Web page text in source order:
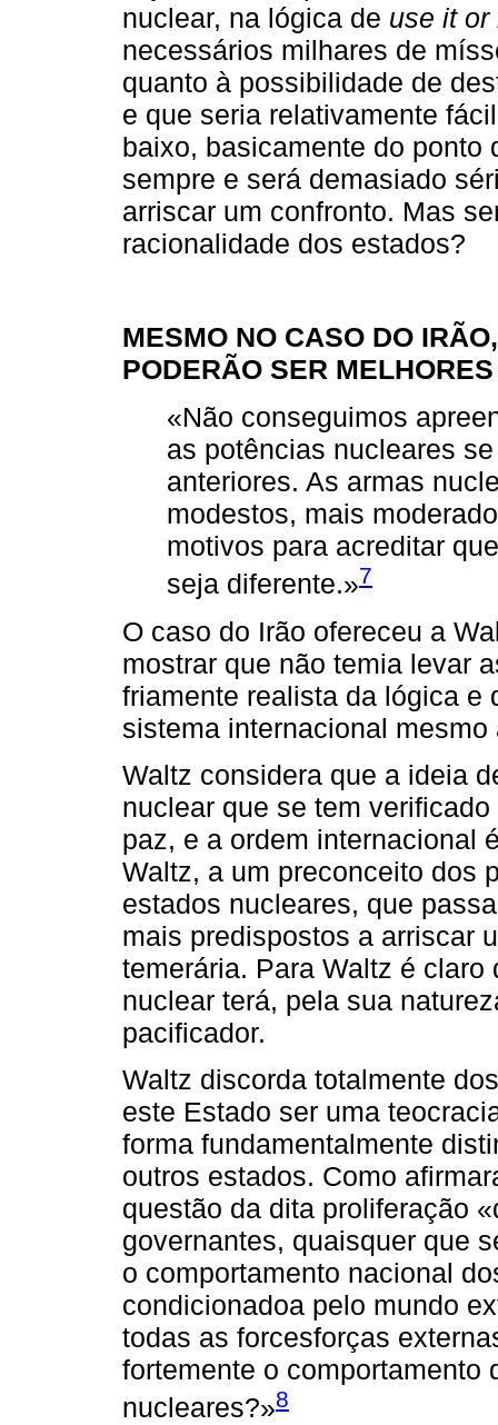
nuclear, na lógica de use it or
necessários milhares de
quanto à possibilidade de
e que seria relativamente
baixo, basicamente do ponto
sempre e será demasiado
arriscar um confronto. Mas
racionalidade dos estados?
MESMO NO CASO DO
PODERÃO SER
«Não conseguimos
as potências nucleares
anteriores. As armas
modestos, mais
motivos para acreditar
seja diferente.»7
O caso do Irão ofereceu a
mostrar que não temia levar
friamente realista da lógica e
sistema internacional
Waltz considera que a ideia
nuclear que se tem
paz, e a ordem internacional
Waltz, a um preconceito dos
estados nucleares, que
mais predispostos a arriscar
temerária. Para Waltz é
nuclear terá, pela sua
pacificador.
Waltz discorda totalmente
este Estado ser uma
forma fundamentalmente
outros estados. Como
questão da dita proliferação
governantes, quaisquer que
o comportamento nacional
condicionadoa pelo mundo
todas as forcesforças
fortemente o comportamento
nucleares?»8